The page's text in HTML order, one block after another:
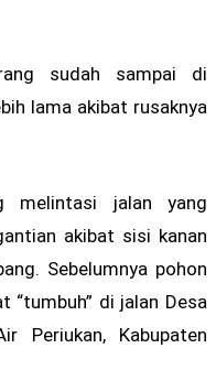
sudah sampai di
lama akibat rusaknya
melintasi jalan yang
akibat sisi kanan
Sebelumnya pohon
“tumbuh” di jalan Desa
Periukan, Kabupaten